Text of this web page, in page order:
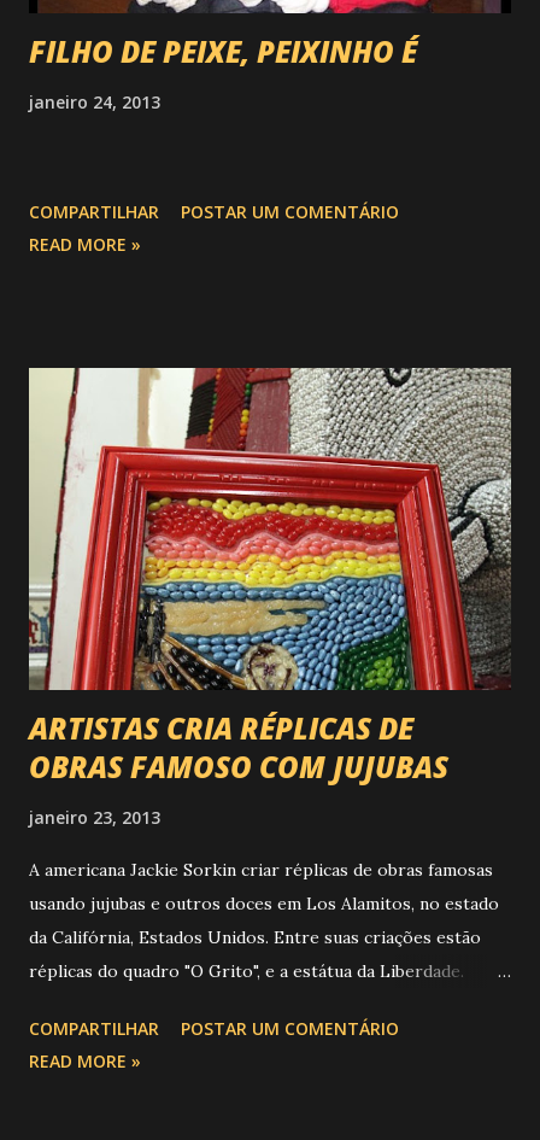
FILHO DE PEIXE, PEIXINHO É
janeiro 24, 2013
COMPARTILHAR
POSTAR UM COMENTÁRIO
READ MORE »
ARTISTAS CRIA RÉPLICAS DE
OBRAS FAMOSO COM JUJUBAS
janeiro 23, 2013
A americana Jackie Sorkin criar réplicas de obras famosas
usando jujubas e outros doces em Los Alamitos, no estado
da Califórnia, Estados Unidos. Entre suas criações estão
réplicas do quadro "O Grito", e a estátua da Liberdade.
Foto: Reed Saxon/AP
COMPARTILHAR
POSTAR UM COMENTÁRIO
READ MORE »